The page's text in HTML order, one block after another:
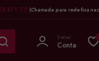
871 111 (Chamada para rede fixa
Entrar
Conta